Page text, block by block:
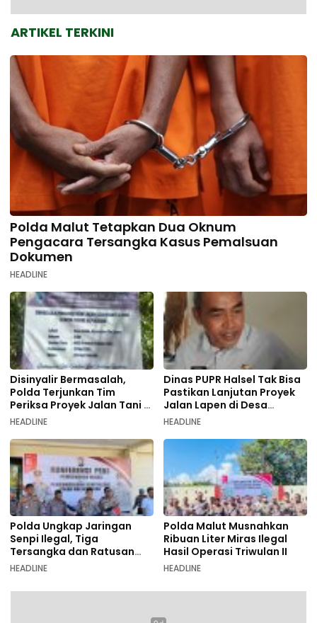
ARTIKEL TERKINI
Polda Malut Tetapkan Dua Oknum
Pengacara Tersangka Kasus Pemalsuan
Dokumen
HEADLINE
Disinyalir Bermasalah,
Polda Terjunkan Tim
Periksa Proyek Jalan Tani di
Galala
HEADLINE
Dinas PUPR Halsel Tak Bisa
Pastikan Lanjutan Proyek
Jalan Lapen di Desa
Sambiki
HEADLINE
Polda Ungkap Jaringan
Senpi Ilegal, Tiga
Tersangka dan Ratusan
Amunisi Diamankan
HEADLINE
Polda Malut Musnahkan
Ribuan Liter Miras Ilegal
Hasil Operasi Triwulan II
HEADLINE